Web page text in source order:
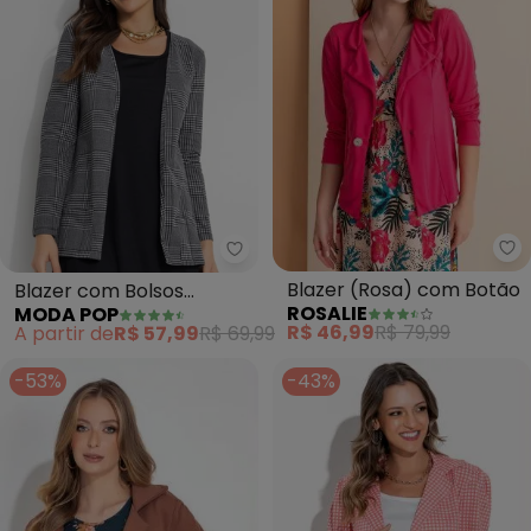
Moda Pop - Blazer com Bolsos
Blazer com Bolsos
(Xadrez Preto)
MODA POP
A partir deR$ 57,99R$ 69,99
Blazer (Rosa) com Botão
ROSALIE
R$ 46,99R$ 79,99
-53%
-43%